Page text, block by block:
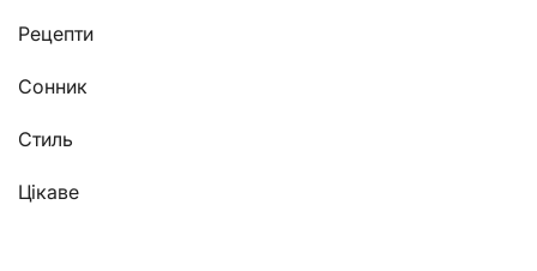
Рецепти
Сонник
Стиль
Цікаве